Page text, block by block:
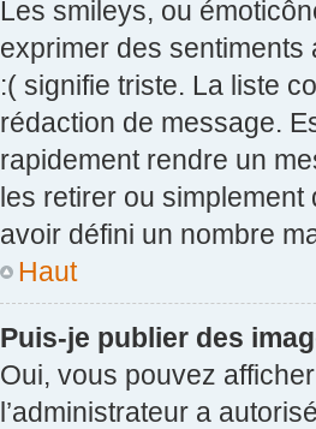
Les smileys, ou
exprimer des
:( signifie triste. La liste
rédaction de message.
rapidement rendre un
les retirer ou simplement
avoir défini un nombre
Haut
Puis-je publier des
Oui, vous pouvez
l’administrateur a